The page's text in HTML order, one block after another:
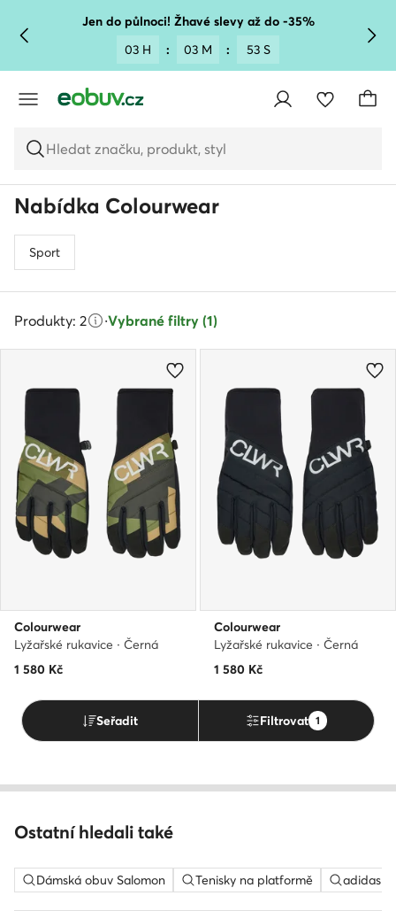
PŘEJÍT NA HLAVNÍ OBSAH
PŘEJÍT NA VYHLEDÁVÁNÍ
Jen do půlnoci! Žhavé slevy až do -35%
03 H
: 03 M : 53 S
Hledat značku, produkt, styl
Nabídka Colourwear
Sport
Produkty: 2 ·Vybrané filtry (1)
Colourwear
Lyžařské rukavice · Černá
1 580 Kč
Colourwear
Lyžařské rukavice · Černá
1 580 Kč
Seřadit Filtrovat 1
Ostatní hledali také
Dámská obuv Salomon Tenisky na platformě adidas